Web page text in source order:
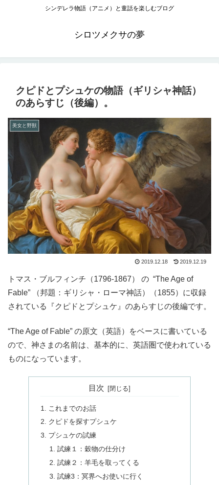
シンデレラ物語（アニメ）と童話を楽しむブログ
シロツメクサの夢
クピドとプシュケの物語（ギリシャ神話）
のあらすじ（後編）。
美女と野獣
2019.12.18 2019.12.19
トマス・ブルフィンチ（1796-1867） の “The Age of
Fable” （邦題：ギリシャ・ローマ神話）（1855）に収録
されている『クピドとプシュケ』のあらすじの後編です。
“The Age of Fable” の原文（英語）をベースに書いている
ので、神さまの名前は、基本的に、英語圏で使われている
ものになっています。
目次
これまでのお話
クピドを探すプシュケ
プシュケの試練
試練１：穀物の仕分け
試練２：羊毛を取ってくる
試練3：冥界へお使いに行く